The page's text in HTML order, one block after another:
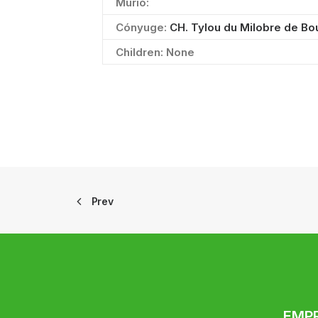
Cónyuge: CH. Tylou du Milobre de
Children: None
Prev